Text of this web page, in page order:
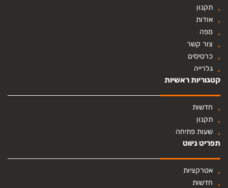
תקנון
אודות
מפה
צור קשר
כרטיסים
גלרייה
קטגוריות ראשיות
חדשות
תקנון
שעות פתיחה
תפריט ניווט
אטרקציות
חדשות